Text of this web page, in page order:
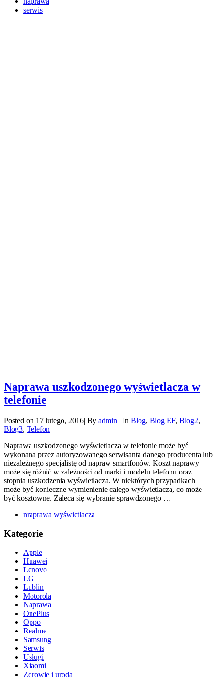
serwis
Naprawa uszkodzonego wyświetlacza w
telefonie
Posted on 17 lutego, 2016| By admin | In Blog, Blog EF, Blog2,
Blog3, Telefon
Naprawa uszkodzonego wyświetlacza w telefonie może być
wykonana przez autoryzowanego serwisanta danego producenta lub
niezależnego specjalistę od napraw smartfonów. Koszt naprawy
może się różnić w zależności od marki i modelu telefonu oraz
stopnia uszkodzenia wyświetlacza. W niektórych przypadkach
może być konieczne wymienienie całego wyświetlacza, co może
być kosztowne. Zaleca się wybranie sprawdzonego …
nraprawa wyświetlacza
Kategorie
Apple
Huawei
Lenovo
LG
Lublin
Motorola
Naprawa
OnePlus
Oppo
Realme
Samsung
Serwis
Usługi
Xiaomi
Zdrowie i uroda